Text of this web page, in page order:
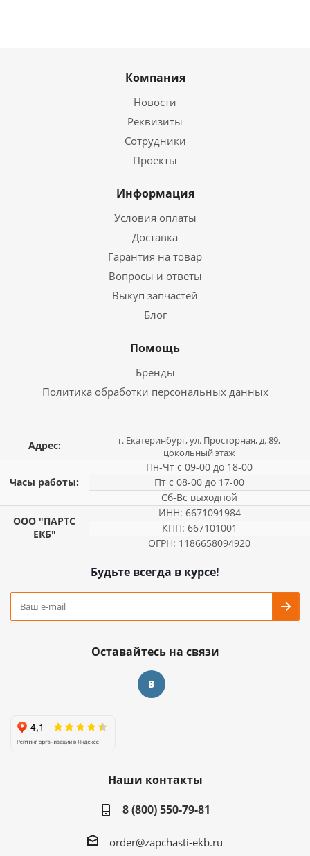
Компания
Новости
Реквизиты
Сотрудники
Проекты
Информация
Условия оплаты
Доставка
Гарантия на товар
Вопросы и ответы
Выкуп запчастей
Блог
Помощь
Бренды
Политика обработки персональных данных
Адрес:
г. Екатеринбург, ул. Просторная, д. 89,
цокольный этаж
Часы работы:
Пн-Чт с 09-00 до 18-00
Пт с 08-00 до 17-00
Сб-Вс выходной
ООО "ПАРТС
ЕКБ"
ИНН: 6671091984
КПП: 667101001
ОГРН: 1186658094920
Будьте всегда в курсе!
Оставайтесь на связи
Наши контакты
8 (800) 550-79-81
order@zapchasti-ekb.ru